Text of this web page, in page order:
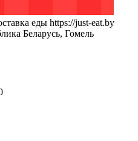
еды https://just-eat.by
Беларусь, Гомель